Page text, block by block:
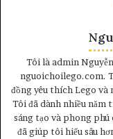
Tôi là admin
nguoichoilego.com.
đồng yêu thích Lego và
Tôi đã dành nhiều năm
sáng tạo và phong phú
đã giúp tôi hiểu sâu